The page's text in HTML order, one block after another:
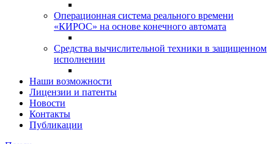
Операционная система реального времени
«КИРОС» на основе конечного автомата
Средства вычислительной техники в защищенном
исполнении
Наши возможности
Лицензии и патенты
Новости
Контакты
Публикации